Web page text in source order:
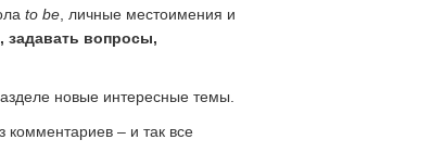
to be , личные местоимения и
задавать вопросы,
новые интересные темы.
комментариев – и так все